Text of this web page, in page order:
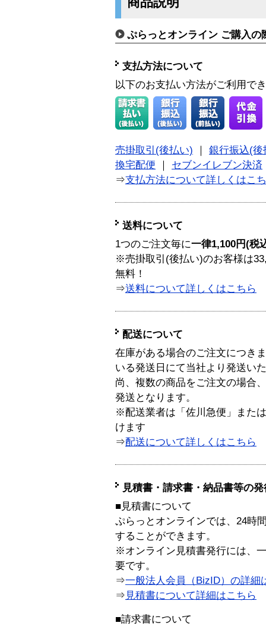
ぷらっとオンライン ご購入の
支払方法について
以下のお支払い方法がご利用で
売掛取引(後払い)
銀行振込(後
換宅配便
セブンイレブン決済
⇒支払方法について詳しくはこ
送料について
1つのご注文毎に一律1,100円(税
※売掛取引(後払い)のお客様は
無料！
⇒送料について詳しくはこちら
配送について
在庫がある場合のご注文につき
いる発送日にて当社より発送い
尚、複数の商品をご注文の場合
発送となります。
※配送業者は「佐川急便」また
けます
⇒配送について詳しくはこちら
見積書・請求書・納品書等の
■見積書について
ぷらっとオンラインでは、24時
することができます。
※オンライン見積書発行には、
要です。
⇒一般法人会員（BizID）の詳細
⇒ 見積書について詳細はこちら
■請求書について